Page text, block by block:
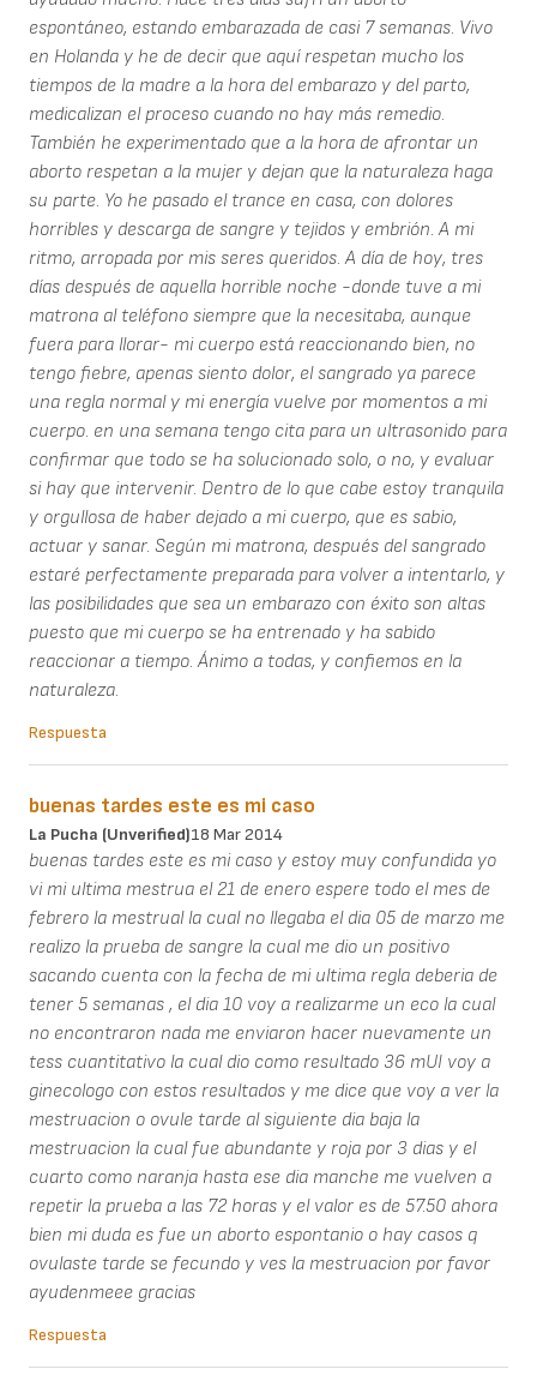
espontáneo, estando embarazada de casi 7 semanas. Vivo
en Holanda y he de decir que aquí respetan mucho los
tiempos de la madre a la hora del embarazo y del parto,
medicalizan el proceso cuando no hay más remedio.
También he experimentado que a la hora de afrontar un
aborto respetan a la mujer y dejan que la naturaleza haga
su parte. Yo he pasado el trance en casa, con dolores
horribles y descarga de sangre y tejidos y embrión. A mi
ritmo, arropada por mis seres queridos. A día de hoy, tres
días después de aquella horrible noche -donde tuve a mi
matrona al teléfono siempre que la necesitaba, aunque
fuera para llorar- mi cuerpo está reaccionando bien, no
tengo fiebre, apenas siento dolor, el sangrado ya parece
una regla normal y mi energía vuelve por momentos a mi
cuerpo. en una semana tengo cita para un ultrasonido para
confirmar que todo se ha solucionado solo, o no, y evaluar
si hay que intervenir. Dentro de lo que cabe estoy tranquila
y orgullosa de haber dejado a mi cuerpo, que es sabio,
actuar y sanar. Según mi matrona, después del sangrado
estaré perfectamente preparada para volver a intentarlo, y
las posibilidades que sea un embarazo con éxito son altas
puesto que mi cuerpo se ha entrenado y ha sabido
reaccionar a tiempo. Ánimo a todas, y confiemos en la
naturaleza.
Respuesta
buenas tardes este es mi caso
La Pucha (unverified)18 Mar 2014
buenas tardes este es mi caso y estoy muy confundida yo
vi mi ultima mestrua el 21 de enero espere todo el mes de
febrero la mestrual la cual no llegaba el dia 05 de marzo me
realizo la prueba de sangre la cual me dio un positivo
sacando cuenta con la fecha de mi ultima regla deberia de
tener 5 semanas , el dia 10 voy a realizarme un eco la cual
no encontraron nada me enviaron hacer nuevamente un
tess cuantitativo la cual dio como resultado 36 mUI voy a
ginecologo con estos resultados y me dice que voy a ver la
mestruacion o ovule tarde al siguiente dia baja la
mestruacion la cual fue abundante y roja por 3 dias y el
cuarto como naranja hasta ese dia manche me vuelven a
repetir la prueba a las 72 horas y el valor es de 57.50 ahora
bien mi duda es fue un aborto espontanio o hay casos q
ovulaste tarde se fecundo y ves la mestruacion por favor
ayudenmeee gracias
Respuesta